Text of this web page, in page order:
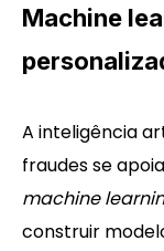
Machine
A inteligência
fraudes se
machine
construir